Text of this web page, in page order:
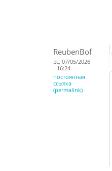
ReubenBof
вс, 07/05/2026
- 16:24
постоянная
ссылка
(permalink)